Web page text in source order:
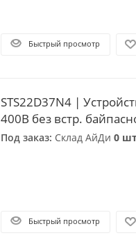
Быстрый просмотр
STS22D37N4 |
400В без встр.
Под заказ: Склад АйДи 0
Быстрый просмотр